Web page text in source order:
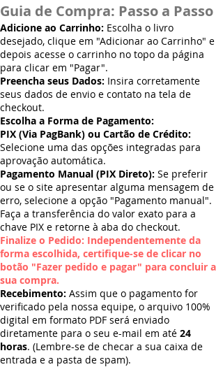
Guia de Compra: Passo a Passo
Adicione ao Carrinho: Escolha o livro
desejado, clique em "Adicionar ao Carrinho" e
depois acesse o carrinho no topo da página
para clicar em "Pagar".
Preencha seus Dados: Insira corretamente
seus dados de envio e contato na tela de
checkout.
Escolha a Forma de Pagamento:
PIX (Via PagBank) ou Cartão de Crédito:
Selecione uma das opções integradas para
aprovação automática.
Pagamento Manual (PIX Direto): Se preferir
ou se o site apresentar alguma mensagem de
erro, selecione a opção "Pagamento manual".
Faça a transferência do valor exato para a
chave PIX e retorne à aba do checkout.
Finalize o Pedido: Independentemente da
forma escolhida, certifique-se de clicar no
botão "Fazer pedido e pagar" para concluir a
sua compra.
Recebimento: Assim que o pagamento for
verificado pela nossa equipe, o arquivo 100%
digital em formato PDF será enviado
diretamente para o seu e-mail em até 24
horas. (Lembre-se de checar a sua caixa de
entrada e a pasta de spam).